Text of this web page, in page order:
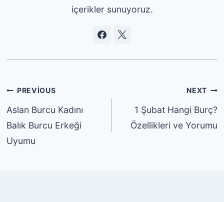
içerikler sunuyoruz.
Yazı
gezinmesi
PREVIOUS
Aslan Burcu Kadını
Balık Burcu Erkeği
Uyumu
NEXT
1 Şubat Hangi Burç?
Özellikleri ve Yorumu